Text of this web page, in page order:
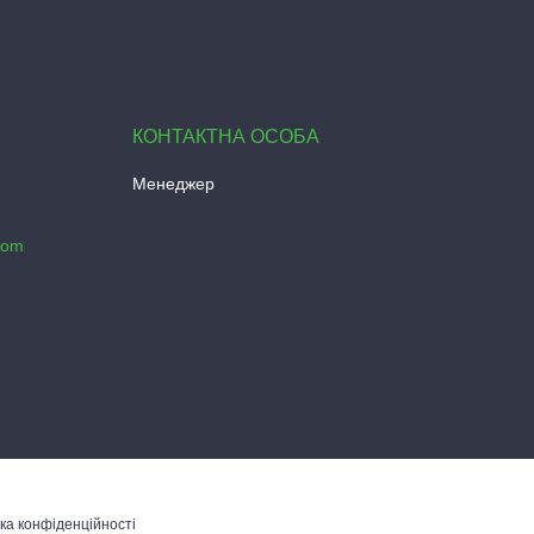
Менеджер
конфіденційності